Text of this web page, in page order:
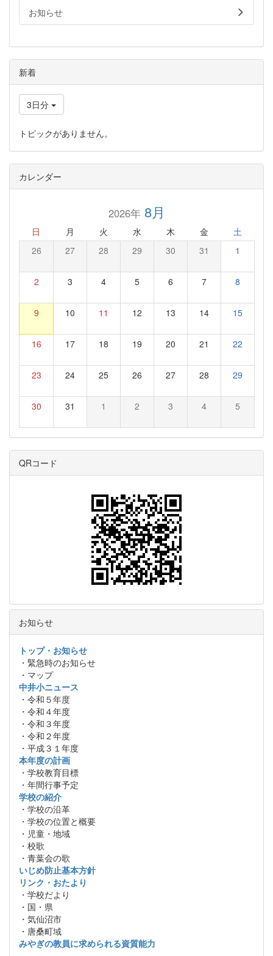
お知らせ
新着
3日分
トピックがありません。
カレンダー
2026年8月
日 月 火 水 木 金 土
26 27 28 29 30 31 1
2 3 4 5 6 7 8
9 10 11 12 13 14 15
16 17 18 19 20 21 22
23 24 25 26 27 28 29
30 31 1 2 3 4 5
QRコード
お知らせ
トップ・お知らせ
・緊急時のお知らせ
・マップ
中井小ニュース
・令和５年度
・令和４年度
・令和３年度
・令和２年度
・平成３１年度
本年度の計画
・学校教育目標
・年間行事予定
学校の紹介
・学校の沿革
・学校の位置と概要
・児童・地域
・校歌
・青葉会の歌
いじめ防止基本方針
リンク・おたより
・学校だより
・国・県
・気仙沼市
・唐桑町域
みやぎの教員に求められる資質能力